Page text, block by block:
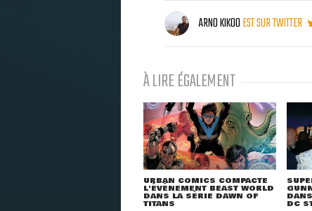
ARNO KIKOOEST SUR TWITTER
À LIRE ÉGALEMENT
URBAN COMICS COMPACTE
L'ÉVÉNEMENT BEAST WORLD
DANS LA SÉRIE DAWN OF
TITANS DC